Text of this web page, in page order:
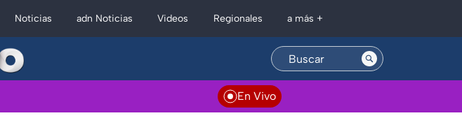
Noticias adn Noticias Videos Regionales a más +
En Vivo